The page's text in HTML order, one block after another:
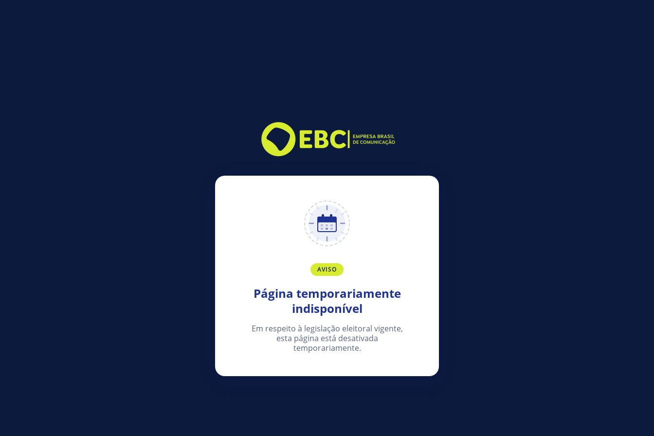
AVISO
Página temporariamente
indisponível
Em respeito à legislação eleitoral vigente,
esta página está desativada
temporariamente.